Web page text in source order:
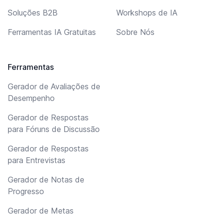
Soluções B2B
Ferramentas IA Gratuitas
Ferramentas
Gerador de Avaliações de
Desempenho
Gerador de Respostas
para Fóruns de Discussão
Gerador de Respostas
para Entrevistas
Gerador de Notas de
Progresso
Gerador de Metas
Workshops de IA
Sobre Nós